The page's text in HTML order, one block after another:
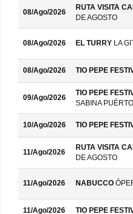
08/Ago/2026
RUTA VISITA
DE AGOSTO
08/Ago/2026 EL TURRY LA
08/Ago/2026 TIO PEPE
09/Ago/2026
TIO PEPE
SABINA
10/Ago/2026 TIO PEPE
11/Ago/2026
RUTA VISITA
DE AGOSTO
11/Ago/2026 NABUCCO
11/Ago/2026 TIO PEPE